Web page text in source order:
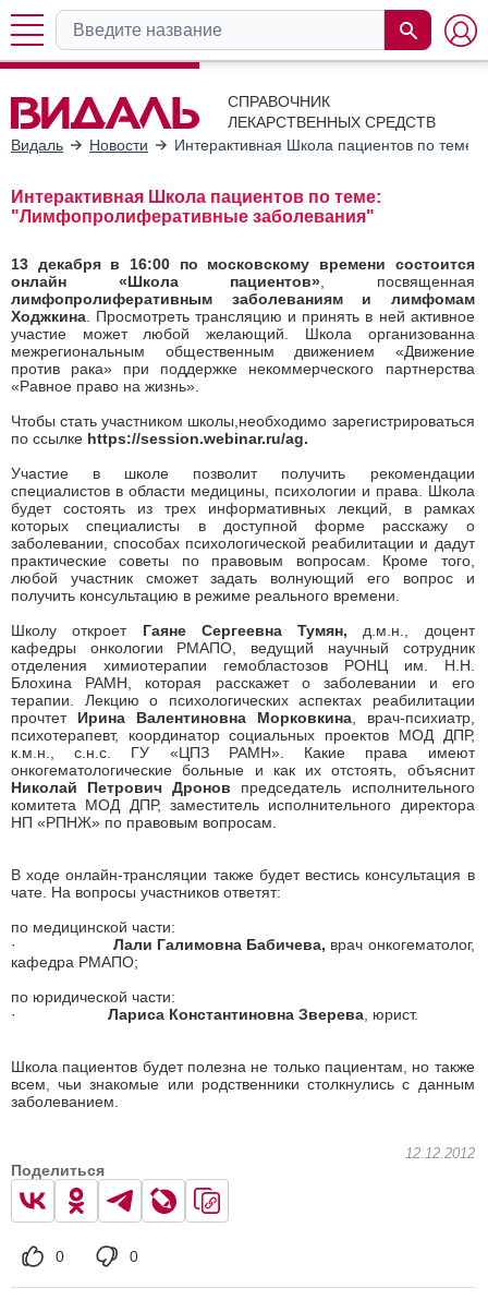
СПРАВОЧНИК
ЛЕКАРСТВЕННЫХ СРЕДСТВ
Видаль
Новости Интерактивная Школа пациентов по
Интерактивная Школа пациентов по теме:
"Лимфопролиферативные заболевания"
13 декабря в 16:00 по московскому времени состоится
онлайн «Школа пациентов» , посвященная
лимфопролиферативным заболеваниям и лимфомам
Ходжкина . Просмотреть трансляцию и принять в ней активное
участие может любой желающий. Школа организованна
межрегиональным общественным движением «Движение
против рака» при поддержке некоммерческого партнерства
«Равное право на жизнь».
Чтобы стать участником школы,необходимо зарегистрироваться
по ссылке https://session.webinar.ru/ag.
Участие в школе позволит получить рекомендации
специалистов в области медицины, психологии и права. Школа
будет состоять из трех информативных лекций, в рамках
которых специалисты в доступной форме расскажу о
заболевании, способах психологической реабилитации и дадут
практические советы по правовым вопросам. Кроме того,
любой участник сможет задать волнующий его вопрос и
получить консультацию в режиме реального времени.
Школу откроет Гаяне Сергеевна Тумян, д.м.н., доцент
кафедры онкологии РМАПО, ведущий научный сотрудник
отделения химиотерапии гемобластозов РОНЦ им. Н.Н.
Блохина РАМН, которая расскажет о заболевании и его
терапии. Лекцию о психологических аспектах реабилитации
прочтет Ирина Валентиновна Морковкина, врач-психиатр,
психотерапевт, координатор социальных проектов МОД ДПР,
к.м.н., с.н.с. ГУ «ЦПЗ РАМН». Какие права имеют
онкогематологические больные и как их отстоять, объяснит
Николай Петрович Дронов председатель исполнительного
комитета МОД ДПР, заместитель исполнительного директора
НП «РПНЖ» по правовым вопросам.
В ходе онлайн-трансляции также будет вестись консультация в
чате. На вопросы участников ответят:
по медицинской части:
·
Лали Галимовна Бабичева, врач онкогематолог,
кафедра РМАПО;
по юридической части:
·
Лариса Константиновна Зверева , юрист.
Школа пациентов будет полезна не только пациентам, но также
всем, чьи знакомые или родственники столкнулись с данным
заболеванием.
12.12.2012
Поделиться
0 0